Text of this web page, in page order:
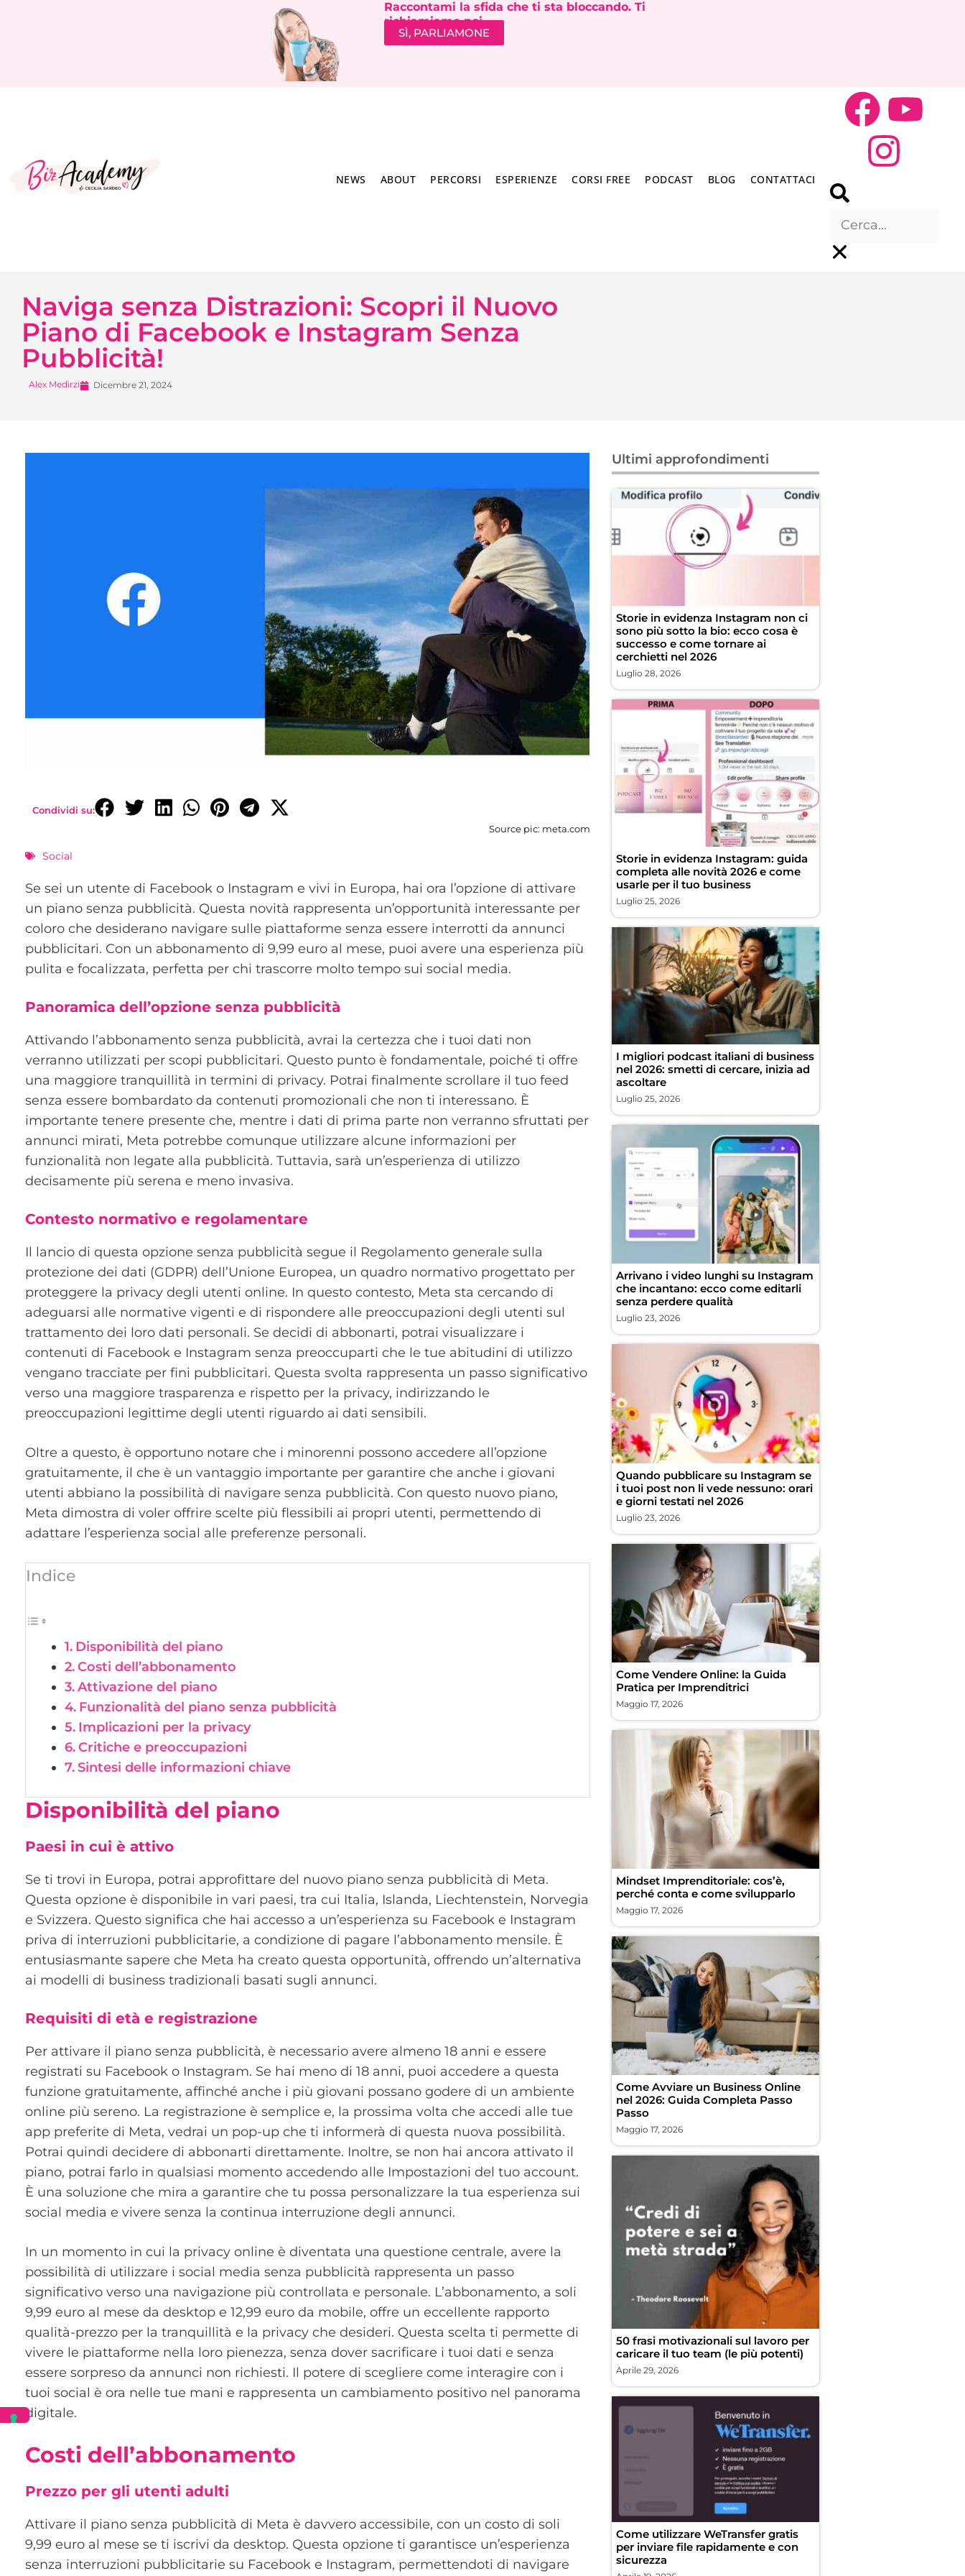
Raccontami la sfida che ti sta bloccando. Ti
richiamiamo noi.
SÌ, PARLIAMONE
NEWS ABOUT PERCORSI ESPERIENZE CORSI FREE PODCAST BLOG CONTATTACI
Naviga senza Distrazioni: Scopri il Nuovo
Piano di Facebook e Instagram Senza
Pubblicità!
Alex Medirzi Dicembre 21, 2024
Condividi su:
Source pic: meta.com
Social
Se sei un utente di Facebook o Instagram e vivi in Europa, hai ora l’opzione di attivare
un piano senza pubblicità. Questa novità rappresenta un’opportunità interessante per
coloro che desiderano navigare sulle piattaforme senza essere interrotti da annunci
pubblicitari. Con un abbonamento di 9,99 euro al mese, puoi avere una esperienza più
pulita e focalizzata, perfetta per chi trascorre molto tempo sui social media.
Panoramica dell’opzione senza pubblicità
Attivando l’abbonamento senza pubblicità, avrai la certezza che i tuoi dati non
verranno utilizzati per scopi pubblicitari. Questo punto è fondamentale, poiché ti offre
una maggiore tranquillità in termini di privacy. Potrai finalmente scrollare il tuo feed
senza essere bombardato da contenuti promozionali che non ti interessano. È
importante tenere presente che, mentre i dati di prima parte non verranno sfruttati per
annunci mirati, Meta potrebbe comunque utilizzare alcune informazioni per
funzionalità non legate alla pubblicità. Tuttavia, sarà un’esperienza di utilizzo
decisamente più serena e meno invasiva.
Contesto normativo e regolamentare
Il lancio di questa opzione senza pubblicità segue il Regolamento generale sulla
protezione dei dati (GDPR) dell’Unione Europea, un quadro normativo progettato per
proteggere la privacy degli utenti online. In questo contesto, Meta sta cercando di
adeguarsi alle normative vigenti e di rispondere alle preoccupazioni degli utenti sul
trattamento dei loro dati personali. Se decidi di abbonarti, potrai visualizzare i
contenuti di Facebook e Instagram senza preoccuparti che le tue abitudini di utilizzo
vengano tracciate per fini pubblicitari. Questa svolta rappresenta un passo significativo
verso una maggiore trasparenza e rispetto per la privacy, indirizzando le
preoccupazioni legittime degli utenti riguardo ai dati sensibili.
Oltre a questo, è opportuno notare che i minorenni possono accedere all’opzione
gratuitamente, il che è un vantaggio importante per garantire che anche i giovani
utenti abbiano la possibilità di navigare senza pubblicità. Con questo nuovo piano,
Meta dimostra di voler offrire scelte più flessibili ai propri utenti, permettendo di
adattare l’esperienza social alle preferenze personali.
Indice
Disponibilità del piano
Costi dell’abbonamento
Attivazione del piano
Funzionalità del piano senza pubblicità
Implicazioni per la privacy
Critiche e preoccupazioni
Sintesi delle informazioni chiave
Disponibilità del piano
Paesi in cui è attivo
Se ti trovi in Europa, potrai approfittare del nuovo piano senza pubblicità di Meta.
Questa opzione è disponibile in vari paesi, tra cui Italia, Islanda, Liechtenstein, Norvegia
e Svizzera. Questo significa che hai accesso a un’esperienza su Facebook e Instagram
priva di interruzioni pubblicitarie, a condizione di pagare l’abbonamento mensile. È
entusiasmante sapere che Meta ha creato questa opportunità, offrendo un’alternativa
ai modelli di business tradizionali basati sugli annunci.
Requisiti di età e registrazione
Per attivare il piano senza pubblicità, è necessario avere almeno 18 anni e essere
registrati su Facebook o Instagram. Se hai meno di 18 anni, puoi accedere a questa
funzione gratuitamente, affinché anche i più giovani possano godere di un ambiente
online più sereno. La registrazione è semplice e, la prossima volta che accedi alle tue
app preferite di Meta, vedrai un pop-up che ti informerà di questa nuova possibilità.
Potrai quindi decidere di abbonarti direttamente. Inoltre, se non hai ancora attivato il
piano, potrai farlo in qualsiasi momento accedendo alle Impostazioni del tuo account.
È una soluzione che mira a garantire che tu possa personalizzare la tua esperienza sui
social media e vivere senza la continua interruzione degli annunci.
In un momento in cui la privacy online è diventata una questione centrale, avere la
possibilità di utilizzare i social media senza pubblicità rappresenta un passo
significativo verso una navigazione più controllata e personale. L’abbonamento, a soli
9,99 euro al mese da desktop e 12,99 euro da mobile, offre un eccellente rapporto
qualità-prezzo per la tranquillità e la privacy che desideri. Questa scelta ti permette di
vivere le piattaforme nella loro pienezza, senza dover sacrificare i tuoi dati e senza
essere sorpreso da annunci non richiesti. Il potere di scegliere come interagire con i
tuoi social è ora nelle tue mani e rappresenta un cambiamento positivo nel panorama
digitale.
Costi dell’abbonamento
Prezzo per gli utenti adulti
Attivare il piano senza pubblicità di Meta è davvero accessibile, con un costo di soli
9,99 euro al mese se ti iscrivi da desktop. Questa opzione ti garantisce un’esperienza
senza interruzioni pubblicitarie su Facebook e Instagram, permettendoti di navigare
Ultimi approfondimenti
Storie in evidenza Instagram non ci
sono più sotto la bio: ecco cosa è
successo e come tornare ai
cerchietti nel 2026
Luglio 28, 2026
Storie in evidenza Instagram: guida
completa alle novità 2026 e come
usarle per il tuo business
Luglio 25, 2026
I migliori podcast italiani di business
nel 2026: smetti di cercare, inizia ad
ascoltare
Luglio 25, 2026
Arrivano i video lunghi su Instagram
che incantano: ecco come editarli
senza perdere qualità
Luglio 23, 2026
Quando pubblicare su Instagram se
i tuoi post non li vede nessuno: orari
e giorni testati nel 2026
Luglio 23, 2026
Come Vendere Online: la Guida
Pratica per Imprenditrici
Maggio 17, 2026
Mindset Imprenditoriale: cos’è,
perché conta e come svilupparlo
Maggio 17, 2026
Come Avviare un Business Online
nel 2026: Guida Completa Passo
Passo
Maggio 17, 2026
50 frasi motivazionali sul lavoro per
caricare il tuo team (le più potenti)
Aprile 29, 2026
Come utilizzare WeTransfer gratis
per inviare file rapidamente e con
sicurezza